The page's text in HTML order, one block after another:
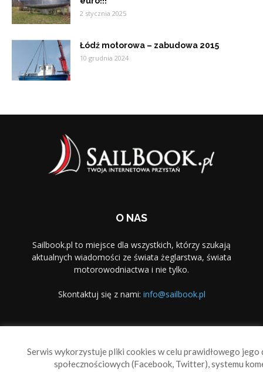
2 stycznia 2025
Łódź motorowa – zabudowa 2015
10 grudnia 2024
O NAS
Sailbook.pl to miejsce dla wszystkich, którzy szukają
aktualnych wiadomości ze świata żeglarstwa, świata
motorowodniactwa i nie tylko.
Skontaktuj się z nami: info@sailbook.pl
Serwis wykorzystuje pliki cookies w celu prawidłowego
społecznościowych (Facebook, Twitter), systemu